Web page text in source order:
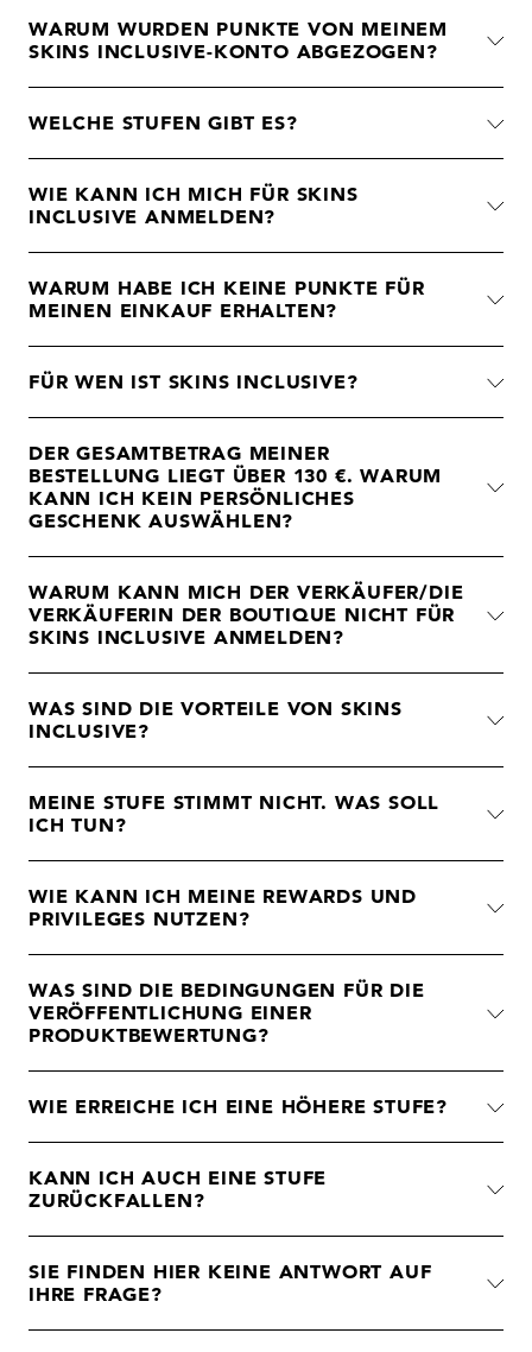
WARUM WURDEN PUNKTE VON MEINEM
SKINS INCLUSIVE-KONTO ABGEZOGEN?
WELCHE STUFEN GIBT ES?
WIE KANN ICH MICH FÜR SKINS
INCLUSIVE ANMELDEN?
WARUM HABE ICH KEINE PUNKTE FÜR
MEINEN EINKAUF ERHALTEN?
FÜR WEN IST SKINS INCLUSIVE?
DER GESAMTBETRAG MEINER
BESTELLUNG LIEGT ÜBER 130 €. WARUM
KANN ICH KEIN PERSÖNLICHES
GESCHENK AUSWÄHLEN?
WARUM KANN MICH DER VERKÄUFER/DIE
VERKÄUFERIN DER BOUTIQUE NICHT FÜR
SKINS INCLUSIVE ANMELDEN?
WAS SIND DIE VORTEILE VON SKINS
INCLUSIVE?
MEINE STUFE STIMMT NICHT. WAS SOLL
ICH TUN?
WIE KANN ICH MEINE REWARDS UND
PRIVILEGES NUTZEN?
WAS SIND DIE BEDINGUNGEN FÜR DIE
VERÖFFENTLICHUNG EINER
PRODUKTBEWERTUNG?
WIE ERREICHE ICH EINE HÖHERE STUFE?
KANN ICH AUCH EINE STUFE
ZURÜCKFALLEN?
SIE FINDEN HIER KEINE ANTWORT AUF
IHRE FRAGE?